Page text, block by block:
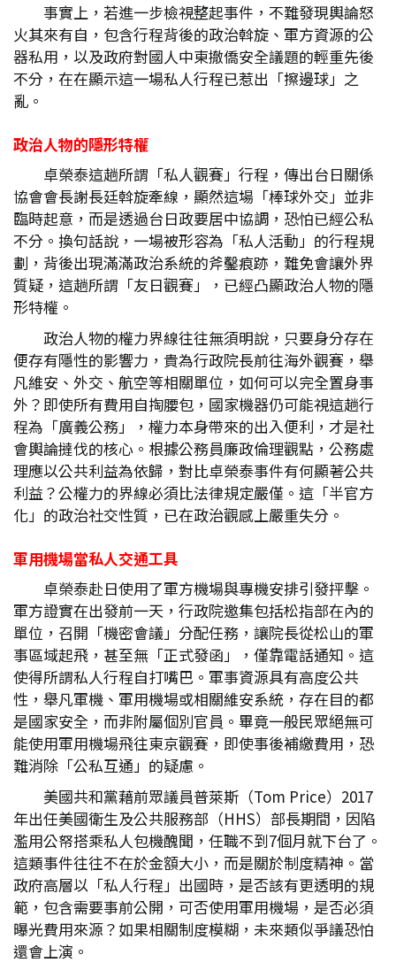
事實上，若進一步檢視整起事件，不難發現輿論怒
火其來有自，包含行程背後的政治斡旋、軍方資源的公
器私用，以及政府對國人中東撤僑安全議題的輕重先後
不分，在在顯示這一場私人行程已惹出「擦邊球」之
亂。
政治人物的隱形特權
卓榮泰這趟所謂「私人觀賽」行程，傳出台日關係
協會會長謝長廷斡旋牽線，顯然這場「棒球外交」並非
臨時起意，而是透過台日政要居中協調，恐怕已經公私
不分。換句話說，一場被形容為「私人活動」的行程規
劃，背後出現滿滿政治系統的斧鑿痕跡，難免會讓外界
質疑，這趟所謂「友日觀賽」，已經凸顯政治人物的隱
形特權。
政治人物的權力界線往往無須明說，只要身分存在
便存有隱性的影響力，貴為行政院長前往海外觀賽，舉
凡維安、外交、航空等相關單位，如何可以完全置身事
外？即使所有費用自掏腰包，國家機器仍可能視這趟行
程為「廣義公務」，權力本身帶來的出入便利，才是社
會輿論撻伐的核心。根據公務員廉政倫理觀點，公務處
理應以公共利益為依歸，對比卓榮泰事件有何顯著公共
利益？公權力的界線必須比法律規定嚴僅。這「半官方
化」的政治社交性質，已在政治觀感上嚴重失分。
軍用機場當私人交通工具
卓榮泰赴日使用了軍方機場與專機安排引發抨擊。
軍方證實在出發前一天，行政院邀集包括松指部在內的
單位，召開「機密會議」分配任務，讓院長從松山的軍
事區域起飛，甚至無「正式發函」，僅靠電話通知。這
使得所謂私人行程自打嘴巴。軍事資源具有高度公共
性，舉凡軍機、軍用機場或相關維安系統，存在目的都
是國家安全，而非附屬個別官員。畢竟一般民眾絕無可
能使用軍用機場飛往東京觀賽，即使事後補繳費用，恐
難消除「公私互通」的疑慮。
美國共和黨藉前眾議員普萊斯（Tom Price）2017
年出任美國衛生及公共服務部（HHS）部長期間，因陷
濫用公帑搭乘私人包機醜聞，任職不到7個月就下台了。
這類事件往往不在於金額大小，而是關於制度精神。當
政府高層以「私人行程」出國時，是否該有更透明的規
範，包含需要事前公開，可否使用軍用機場，是否必須
曝光費用來源？如果相關制度模糊，未來類似爭議恐怕
還會上演。